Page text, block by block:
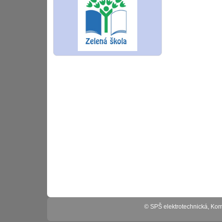
© SPŠ elektrotechnická,